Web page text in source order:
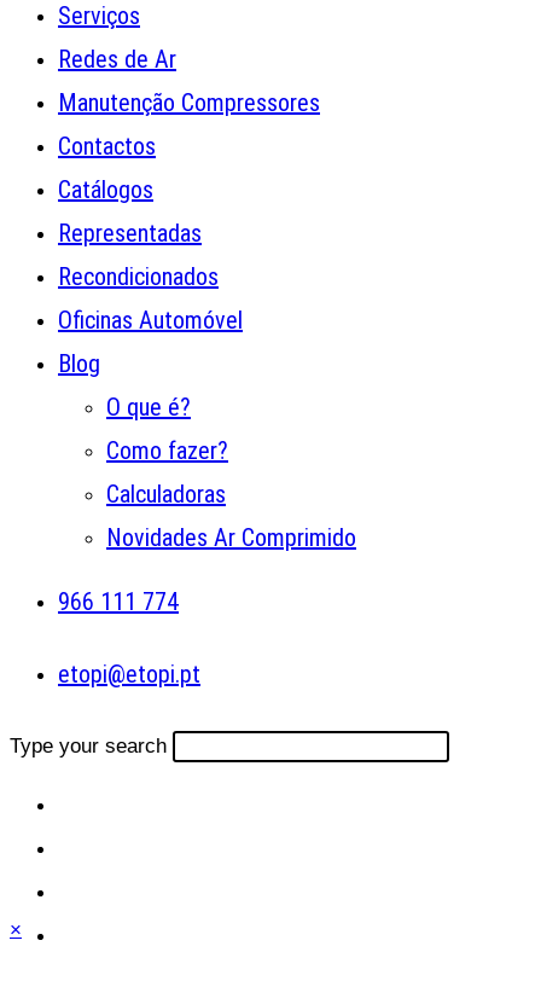
Serviços
Redes de Ar
Manutenção Compressores
Contactos
Catálogos
Representadas
Recondicionados
Oficinas Automóvel
Blog
O que é?
Como fazer?
Calculadoras
Novidades Ar Comprimido
966 111 774
etopi@etopi.pt
Type your search
×